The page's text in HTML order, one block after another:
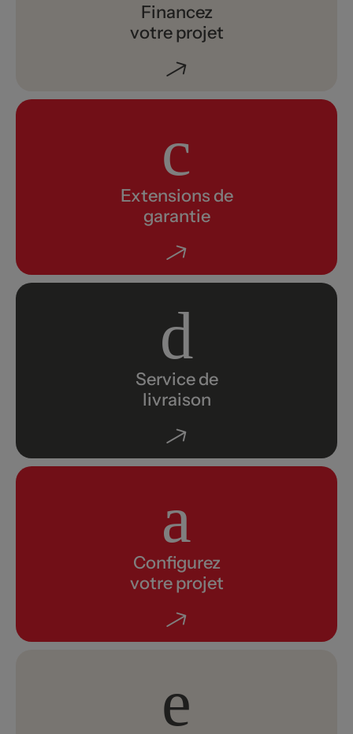
Financez
votre projet
Extensions de
garantie
Service de
livraison
Configurez
votre projet